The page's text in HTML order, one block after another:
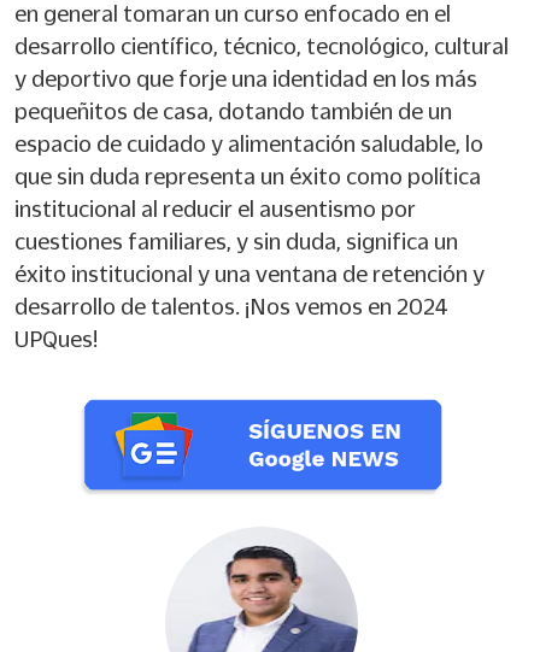
en general tomaran un curso enfocado en el
desarrollo científico, técnico, tecnológico, cultural
y deportivo que forje una identidad en los más
pequeñitos de casa, dotando también de un
espacio de cuidado y alimentación saludable, lo
que sin duda representa un éxito como política
institucional al reducir el ausentismo por
cuestiones familiares, y sin duda, significa un
éxito institucional y una ventana de retención y
desarrollo de talentos. ¡Nos vemos en 2024
UPQues!